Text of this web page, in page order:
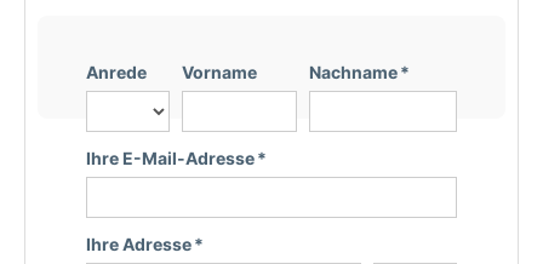
Anrede Vorname Nachname *
Ihre E-Mail-Adresse *
Ihre Adresse *